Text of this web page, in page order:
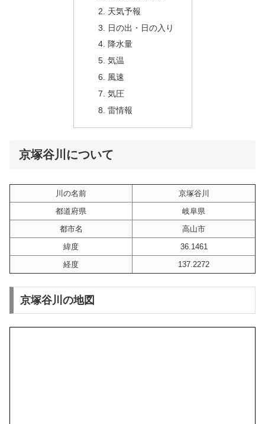
天気予報
日の出・日の入り
降水量
気温
風速
気圧
雷情報
京塚谷川について
川の名前
京塚谷川
都道府県
岐阜県
都市名
高山市
緯度
36.1461
経度
137.2272
京塚谷川の地図